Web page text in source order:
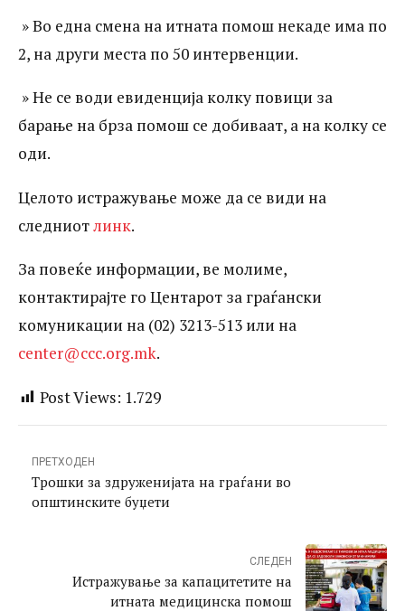
» Во една смена на итната помош некаде има по
2, на други места по 50 интервенции.
» Не се води евиденција колку повици за
барање на брза помош се добиваат, а на колку се
оди.
Целото истражување може да се види на
следниотлинк.
За повеќе информации, ве молиме,
контактирајте го Центарот за граѓански
комуникации на (02) 3213-513 или на
center@ccc.org.mk.
Post Views: 1.729
ПРЕТХОДЕН
Трошки за здруженијата на граѓани во
општинските буџети
СЛЕДЕН
Истражување за капацитетите на
итната медицинска помош